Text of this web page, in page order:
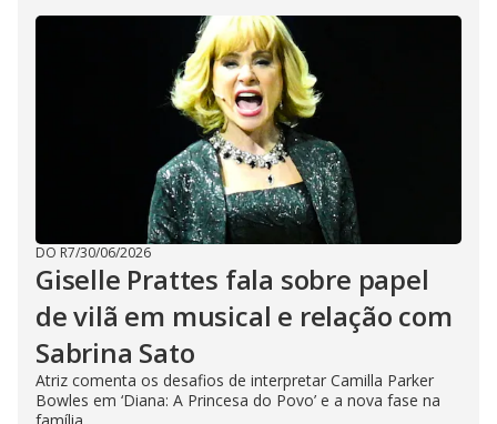
DO R7/30/06/2026
Giselle Prattes fala sobre papel
de vilã em musical e relação com
Sabrina Sato
Atriz comenta os desafios de interpretar Camilla Parker
Bowles em ‘Diana: A Princesa do Povo’ e a nova fase na
família